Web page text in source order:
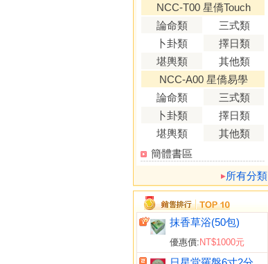
NCC-T00 星僑Touch
論命類
三式類
卜卦類
擇日類
堪輿類
其他類
NCC-A00 星僑易學
論命類
三式類
卜卦類
擇日類
堪輿類
其他類
簡體書區
所有分類
抹香草浴(50包)
優惠價: NT$1000元